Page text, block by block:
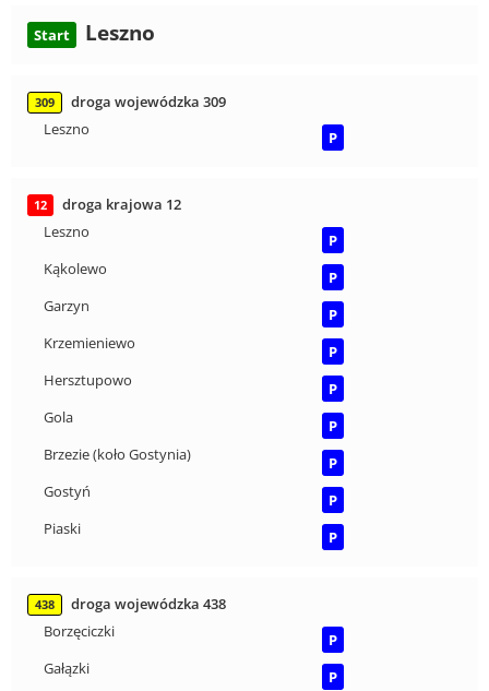
Start Leszno
309
droga wojewódzka 309
Leszno
P
12
droga krajowa 12
Leszno
P
Kąkolewo
P
Garzyn
P
Krzemieniewo
P
Hersztupowo
P
Gola
P
Brzezie (koło Gostynia)
P
Gostyń
P
Piaski
P
438
droga wojewódzka 438
Borzęciczki
P
Gałązki
P